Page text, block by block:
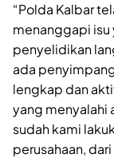
“Polda Kalbar
menanggapi isu
penyelidikan
ada
lengkap dan
yang menyalahi
sudah kami
perusahaan,